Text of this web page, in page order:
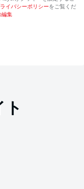
イバシーポリシーをご覧くだ
編集